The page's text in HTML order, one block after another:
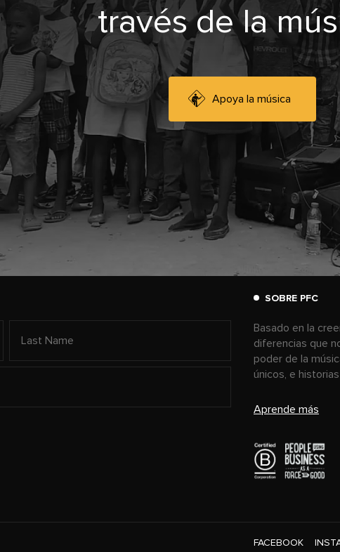
través de la
Apoya la música
SOBRE PFC
Basado en la
diferencias que
poder de la
únicos, e
Aprende más
FACEBOOK